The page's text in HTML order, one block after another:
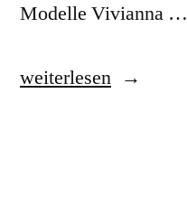
Modelle Vivianna …
weiterlesen